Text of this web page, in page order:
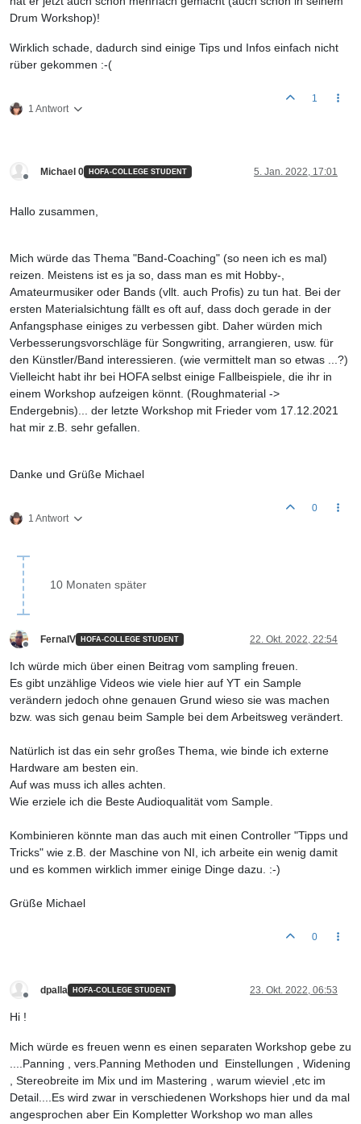
Drum Workshop)!
Wirklich schade, dadurch sind einige Tips und Infos einfach nicht
rüber gekommen :-(
1 Antwort
1
Michael 0 HOFA-COLLEGE STUDENT 5. Jan. 2022, 17:01
Hallo zusammen,
Mich würde das Thema "Band-Coaching" (so neen ich es mal)
reizen. Meistens ist es ja so, dass man es mit Hobby-,
Amateurmusiker oder Bands (vllt. auch Profis) zu tun hat. Bei der
ersten Materialsichtung fällt es oft auf, dass doch gerade in der
Anfangsphase einiges zu verbessen gibt. Daher würden mich
Verbesserungsvorschläge für Songwriting, arrangieren, usw. für
den Künstler/Band interessieren. (wie vermittelt man so etwas ...?)
Vielleicht habt ihr bei HOFA selbst einige Fallbeispiele, die ihr in
einem Workshop aufzeigen könnt. (Roughmaterial ->
Endergebnis)... der letzte Workshop mit Frieder vom 17.12.2021
hat mir z.B. sehr gefallen.
Danke und Grüße Michael
1 Antwort
0
10 Monaten später
FernaIV HOFA-COLLEGE STUDENT 22. Okt. 2022, 22:54
Ich würde mich über einen Beitrag vom sampling freuen.
Es gibt unzählige Videos wie viele hier auf YT ein Sample
verändern jedoch ohne genauen Grund wieso sie was machen
bzw. was sich genau beim Sample bei dem Arbeitsweg verändert.
Natürlich ist das ein sehr großes Thema, wie binde ich externe
Hardware am besten ein.
Auf was muss ich alles achten.
Wie erziele ich die Beste Audioqualität vom Sample.
Kombinieren könnte man das auch mit einen Controller "Tipps und
Tricks" wie z.B. der Maschine von NI, ich arbeite ein wenig damit
und es kommen wirklich immer einige Dinge dazu. :-)
Grüße Michael
0
dpalla HOFA-COLLEGE STUDENT 23. Okt. 2022, 06:53
Hi !
Mich würde es freuen wenn es einen separaten Workshop gebe zu
....Panning , vers.Panning Methoden und Einstellungen , Widening
, Stereobreite im Mix und im Mastering , warum wieviel ,etc im
Detail....Es wird zwar in verschiedenen Workshops hier und da mal
angesprochen aber Ein Kompletter Workshop wo man alles